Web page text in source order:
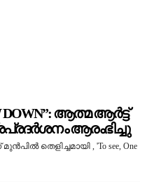
DOWN”: ആത്മ ആർട്ട്
ആരംഭിച്ചു
തെളിച്ചമായി , 'To see, One